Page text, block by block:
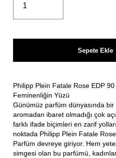
Philipp Plein Fatale Rose EDP
Feminenliğin Yüzü
Günümüz parfüm dünyasında
aromadan ibaret olmadığı çok
farklı ifade biçimleri en zarif
noktada Philipp Plein Fatale
Parfüm devreye giriyor. Hem
simgesi olan bu parfümü,
Sepete Ekle